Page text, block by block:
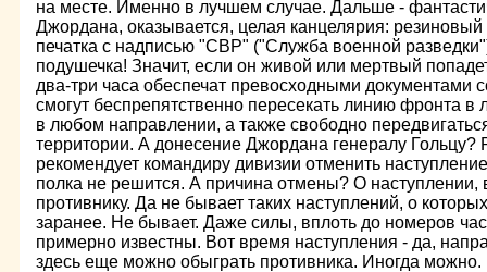
на месте. Именно в лучшем случае. Дальше -
Джордана, оказывается, целая канце­лярия:
печатка с надписью "СВР" ("Служба военной
подушечка! Зна­чит, если он живой или мертвый
два-три часа обеспечат превосходными документами
смогут беспрепятственно пересекать ли­нию фронта
в любом направлении, а также свободно
территории. А донесение Джордана генералу Гольцу?
рекомендует командиру дивизии отменить
полка не решится. А причина отмены? О наступлении,
противнику. Да не бывает таких наступлений, о
заранее. Не бывает. Даже силы, вплоть до номеров
примерно известны. Вот время наступления - да,
здесь еще можно обыграть противника. Иногда можно.